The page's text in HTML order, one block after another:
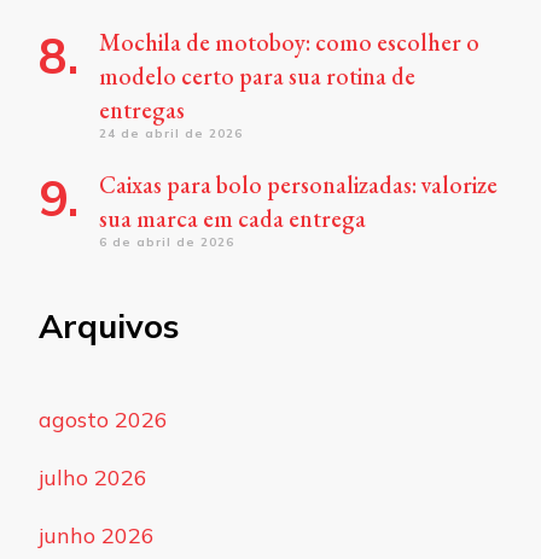
Mochila de motoboy: como escolher o
modelo certo para sua rotina de
entregas
24 de abril de 2026
Caixas para bolo personalizadas: valorize
sua marca em cada entrega
6 de abril de 2026
Arquivos
agosto 2026
julho 2026
junho 2026